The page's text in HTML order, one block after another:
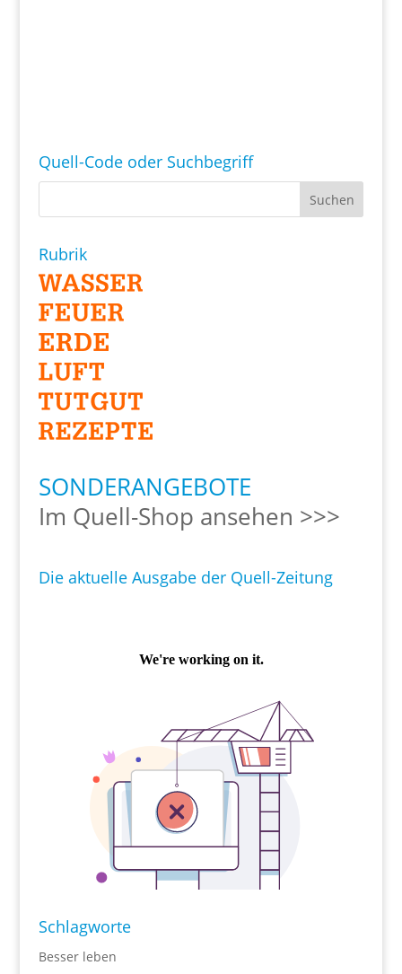
Quell-Code oder Suchbegriff
Rubrik
SONDERANGEBOTE
Im Quell-Shop ansehen >>>
Die aktuelle Ausgabe der Quell-Zeitung
Schlagworte
Besser leben